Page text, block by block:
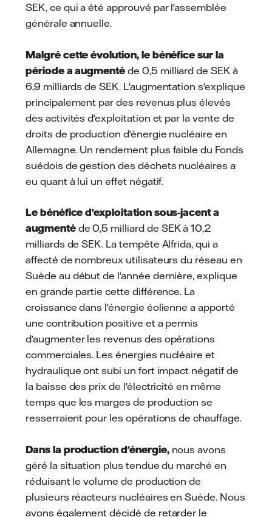
SEK, ce qui a été approuvé par l'assemblée
générale annuelle.
Malgré cette évolution, le bénéfice sur la
période a augmenté de 0,5 milliard de SEK à
6,9 milliards de SEK. L'augmentation s'explique
principalement par des revenus plus élevés
des activités d'exploitation et par la vente de
droits de production d'énergie nucléaire en
Allemagne. Un rendement plus faible du Fonds
suédois de gestion des déchets nucléaires a
eu quant à lui un effet négatif.
Le bénéfice d'exploitation sous-jacent a
augmentéde 0,5 milliard de SEK à 10,2
milliards de SEK. La tempête Alfrida, qui a
affecté de nombreux utilisateurs du réseau en
Suède au début de l'année dernière, explique
en grande partie cette différence. La
croissance dans l'énergie éolienne a apporté
une contribution positive et a permis
d'augmenter les revenus des opérations
commerciales. Les énergies nucléaire et
hydraulique ont subi un fort impact négatif de
la baisse des prix de l'électricité en même
temps que les marges de production se
resserraient pour les opérations de chauffage.
Dans la production d'énergie,nous avons
géré la situation plus tendue du marché en
réduisant le volume de production de
plusieurs réacteurs nucléaires en Suède. Nous
avons également décidé de retarder le